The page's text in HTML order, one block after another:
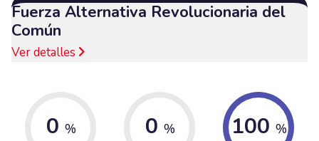
Fuerza Alternativa Revolucionaria del
Común
Ver detalles
0 % 0 % 100 %